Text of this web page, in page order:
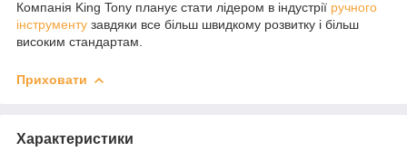
Компанія King Tony планує стати лідером в індустрії ручного
інструменту завдяки все більш швидкому розвитку і більш
високим стандартам.
Приховати
Характеристики